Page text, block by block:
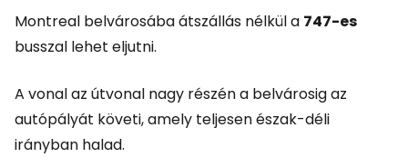
Montreal belvárosába átszállás nélkül a 747-es
busszal lehet eljutni.
A vonal az útvonal nagy részén a belvárosig az
autópályát követi, amely teljesen észak-déli
irányban halad.